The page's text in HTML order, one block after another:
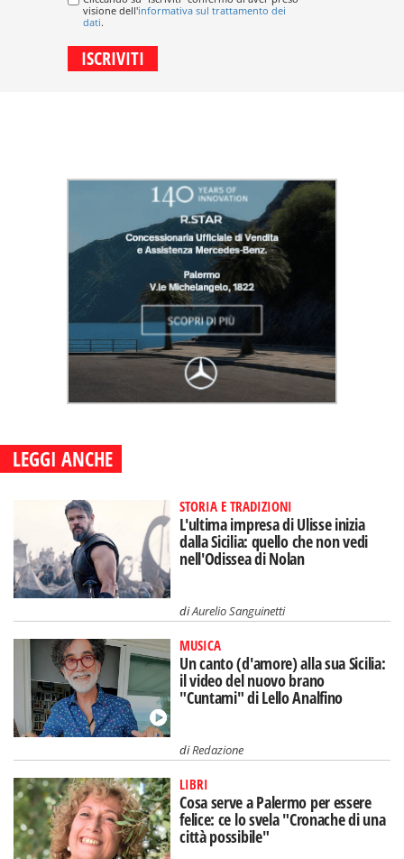
visione dell'informativa sul trattamento dei
dati.
LEGGI ANCHE
STORIA E TRADIZIONI
L'ultima impresa di Ulisse inizia
dalla Sicilia: quello che non vedi
nell'Odissea di Nolan
diAurelio Sanguinetti
MUSICA
Un canto (d'amore) alla sua Sicilia:
il video del nuovo brano
"Cuntami" di Lello Analfino
diRedazione
LIBRI
Cosa serve a Palermo per essere
felice: ce lo svela "Cronache di una
città possibile"